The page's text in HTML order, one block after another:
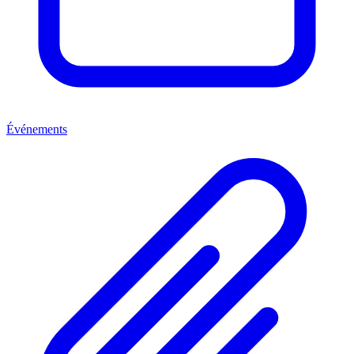
Événements